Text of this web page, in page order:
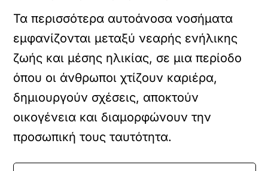
Τα περισσότερα αυτοάνοσα νοσήματα
εμφανίζονται μεταξύ νεαρής ενήλικης
ζωής και μέσης ηλικίας, σε μια περίοδο
όπου οι άνθρωποι χτίζουν καριέρα,
δημιουργούν σχέσεις, αποκτούν
οικογένεια και διαμορφώνουν την
προσωπική τους ταυτότητα.